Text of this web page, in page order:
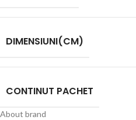
DIMENSIUNI(CM)
CONTINUT PACHET
About brand